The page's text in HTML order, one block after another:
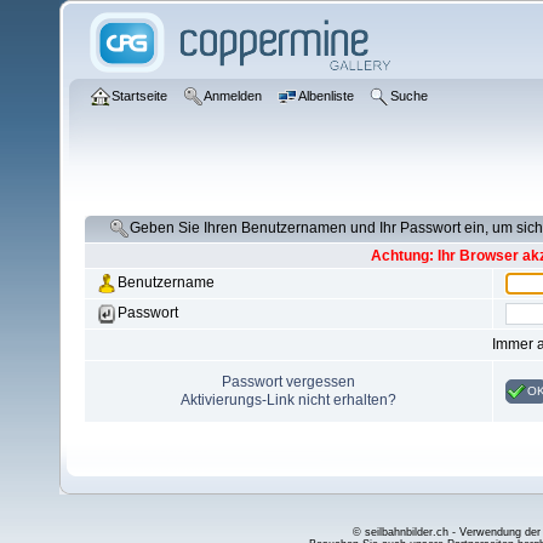
Startseite Anmelden Albenliste Suche
Geben Sie Ihren Benutzernamen und Ihr Passwort ein, um
Achtung: Ihr Browser
Benutzername
Passwort
Immer
Passwort vergessen
Aktivierungs-Link nicht erhalten?
© seilbahnbilder.ch - Verwendung